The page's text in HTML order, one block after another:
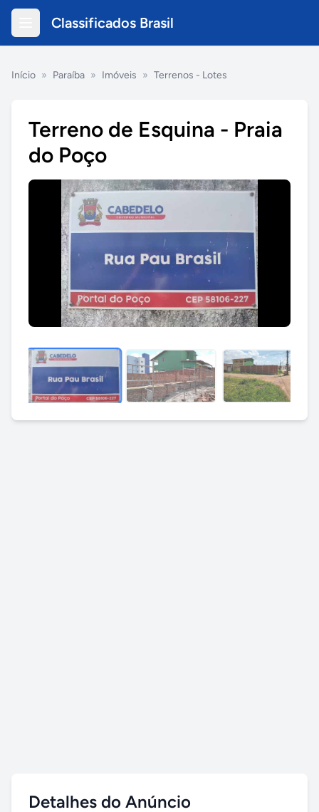
Classificados Brasil
Início » Paraíba » Imóveis » Terrenos - Lotes
Terreno de Esquina - Praia
do Poço
Detalhes do Anúncio